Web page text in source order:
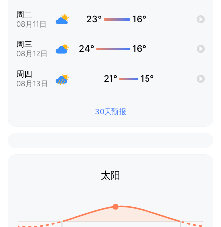
周二
08月11日 23° 16°
周三
08月12日 24° 16°
周四
08月13日 21° 15°
30天预报
太阳